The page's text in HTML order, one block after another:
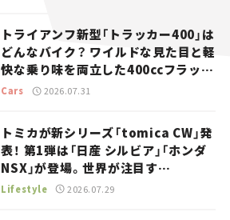
トライアンフ新型「トラッカー400」は
どんなバイク？ ワイルドな見た目と軽
快な乗り味を両立した400ccフラット
トラッカー【試乗レビュー】
Cars 2026.07.31
トミカが新シリーズ「tomica CW」発
表！ 第1弾は「日産 シルビア」「ホンダ
NSX」が登場。世界が注目す
る“JDM”に焦点【クルマとホビー】
Lifestyle 2026.07.29